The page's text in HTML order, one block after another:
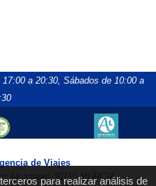
para realizar análisis de
a 20:30, Sábados de 10:00 a
de Viajes
Alcázares 30710 MURCIA